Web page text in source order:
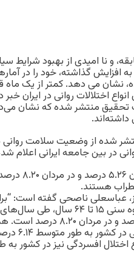
و نا امیدی از بهبود شرایط
در سال ۸۸ رو به افزایش گذاشته، خود
نشان می دهد. کمتر از یک
درصدی انواع اختلالات روانی در
شده از وضعیت سلامت روانی
در بین جامعه ایرانی اعلام
هستند.
عباسعلی ناصحی گفته است:
روانی در زنان ۵.۲۶